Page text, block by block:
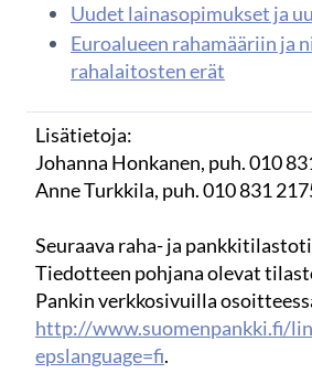
Uudet lainasopimukset ja
Euroalueen rahamääriin ja
rahalaitosten erät
Lisätietoja:
Johanna Honkanen, puh. 010
Anne Turkkila, puh. 010 831
Seuraava raha- ja
Tiedotteen pohjana olevat
Pankin verkkosivuilla
http://www.suomenpankki.fi/
epslanguage=fi.